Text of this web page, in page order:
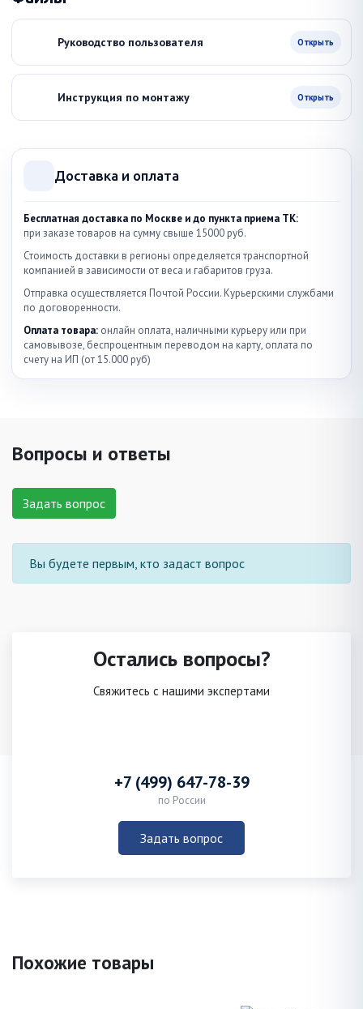
Руководство пользователя Открыть
Инструкция по монтажу Открыть
Доставка и оплата
Бесплатная доставка по Москве и до пункта приема ТК:
при заказе товаров на сумму свыше 15000 руб.
Стоимость доставки в регионы определяется транспортной
компанией в зависимости от веса и габаритов груза.
Отправка осуществляется Почтой России. Курьерскими службами
по договоренности.
Оплата товара: онлайн оплата, наличными курьеру или при
самовывозе, беспроцентным переводом на карту, оплата по
счету на ИП (от 15.000 руб)
Вопросы и ответы
Задать вопрос
Вы будете первым, кто задаст вопрос
Остались вопросы?
Свяжитесь с нашими экспертами
+7 (499) 647-78-39
по России
Задать вопрос
Похожие товары